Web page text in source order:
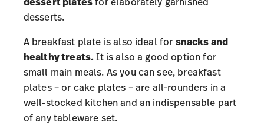
desserts.
A breakfast plate is also ideal for snacks and
healthy treats. It is also a good option for
small main meals. As you can see, breakfast
plates – or cake plates – are all-rounders in a
well-stocked kitchen and an indispensable part
of any tableware set.